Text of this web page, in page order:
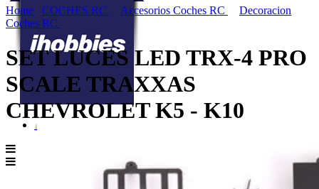
Home COCHES RC Accesorios Coches RC
Decoracion
Coches RC
SET LUCES LED TRX-4 PRO
SCALE TRAXXAS
CHEVROLET K5 - K10